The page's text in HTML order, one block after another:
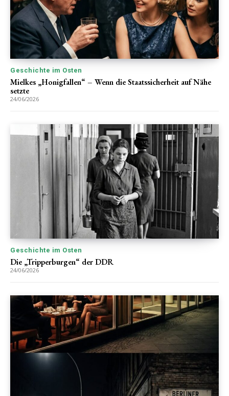
Geschichte im Osten
Mielkes „Honigfallen“ – Wenn die Staatssicherheit auf Nähe
setzte
24/06/2026
Geschichte im Osten
Die „Tripperburgen“ der DDR
24/06/2026